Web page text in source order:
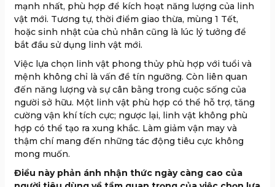
mạnh nhất, phù hợp để kích hoạt năng lượng của linh
vật mới. Tương tự, thời điểm giao thừa, mùng 1 Tết,
hoặc sinh nhật của chủ nhân cũng là lúc lý tưởng để
bắt đầu sử dụng linh vật mới.
Việc lựa chọn linh vật phong thủy phù hợp với tuổi và
mệnh không chỉ là vấn đề tín ngưỡng. Còn liên quan
đến năng lượng và sự cân bằng trong cuộc sống của
người sở hữu. Một linh vật phù hợp có thể hỗ trợ, tăng
cường vận khí tích cực; ngược lại, linh vật không phù
hợp có thể tạo ra xung khắc. Làm giảm vận may và
thậm chí mang đến những tác động tiêu cực không
mong muốn.
Điều này phản ánh nhận thức ngày càng cao của